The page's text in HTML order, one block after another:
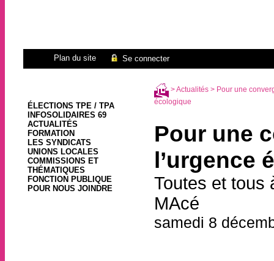
Plan du site Se connecter
ÉLECTIONS TPE / TPA
INFOSOLIDAIRES 69
ACTUALITÉS
FORMATION
LES SYNDICATS
UNIONS LOCALES
COMMISSIONS ET
THÉMATIQUES
FONCTION PUBLIQUE
POUR NOUS JOINDRE
>Actualités> Pour une
écologique
Pour une
l’urgence
Toutes et tous
MAcé
samedi 8